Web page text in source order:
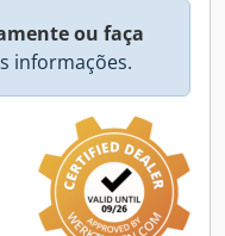
ou faça
informações.